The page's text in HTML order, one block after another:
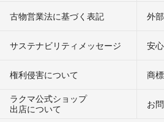
古物営業法に基づく表記 外
サステナビリティメッセージ 安
権利侵害について
商
ラクマ公式ショップ
出店について
お